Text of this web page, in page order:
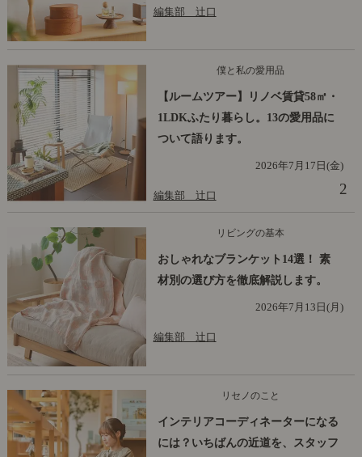
編集部 辻口
僕と私の愛用品
【ルームツアー】リノベ賃貸58㎡・
1LDKふたり暮らし。13の愛用品に
ついて語ります。
2026年7月17日(金)
編集部 辻口 2
リビングの基本
おしゃれなブランケット14選！ 素
材別の選び方を徹底解説します。
2026年7月13日(月)
編集部 辻口
リセノのこと
インテリアコーディネーターになる
には？いちばんの近道を、スタッフ